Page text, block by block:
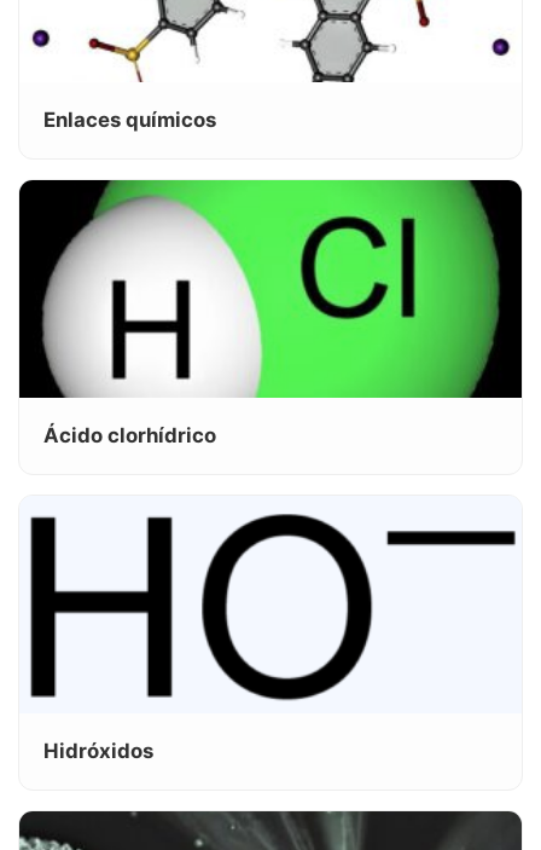
Enlaces químicos
Ácido clorhídrico
Hidróxidos